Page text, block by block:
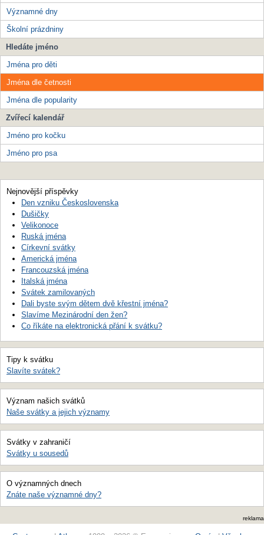
Významné dny
Školní prázdniny
Hledáte jméno
Jména pro děti
Jména dle četnosti
Jména dle popularity
Zvířecí kalendář
Jméno pro kočku
Jméno pro psa
Nejnovější příspěvky
Den vzniku Československa
Dušičky
Velikonoce
Ruská jména
Církevní svátky
Americká jména
Francouzská jména
Italská jména
Svátek zamilovaných
Dali byste svým dětem dvě křestní jména?
Slavíme Mezinárodní den žen?
Co říkáte na elektronická přání k svátku?
Tipy k svátku
Slavíte svátek?
Význam našich svátků
Naše svátky a jejich významy
Svátky v zahraničí
Svátky u sousedů
O významných dnech
Znáte naše významné dny?
reklama